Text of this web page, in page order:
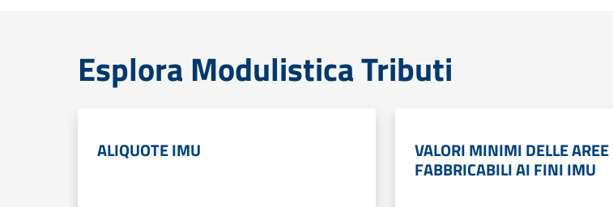
Esplora Modulistica Tributi
ALIQUOTE IMU VALORI MINIMI DELLE AREE
FABBRICABILI AI FINI IMU